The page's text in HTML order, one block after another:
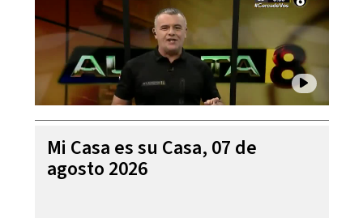
Mi Casa es su Casa, 07 de
agosto 2026